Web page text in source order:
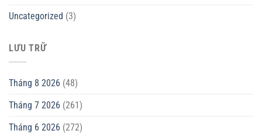
Uncategorized (3)
LƯU TRỮ
Tháng 8 2026 (48)
Tháng 7 2026 (261)
Tháng 6 2026 (272)